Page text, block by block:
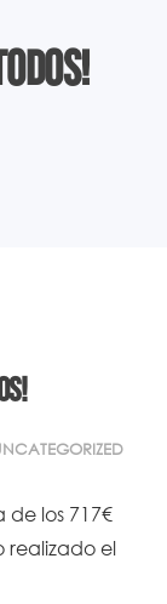
de los 717€
realizado el